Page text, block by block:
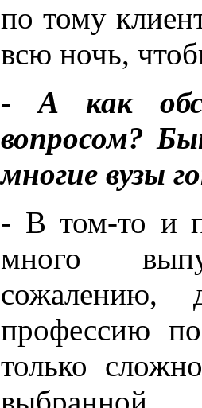
по тому
всю ночь,
- А как
вопросом?
многие вузы
- В том-то и
много
профессию
только